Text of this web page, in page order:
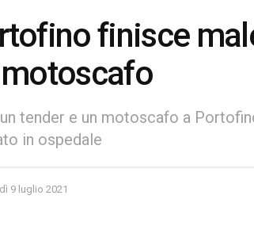
finisce
tender e un motoscafo a
in ospedale
9 luglio 2021